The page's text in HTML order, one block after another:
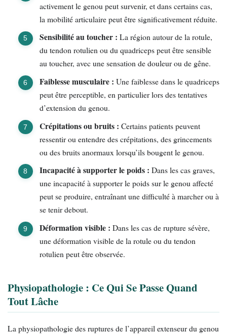
activement le genou peut survenir, et dans certains cas,
la mobilité articulaire peut être significativement réduite.
Sensibilité au toucher : La région autour de la rotule,
du tendon rotulien ou du quadriceps peut être sensible
au toucher, avec une sensation de douleur ou de gêne.
Faiblesse musculaire : Une faiblesse dans le quadriceps
peut être perceptible, en particulier lors des tentatives
d’extension du genou.
Crépitations ou bruits : Certains patients peuvent
ressentir ou entendre des crépitations, des grincements
ou des bruits anormaux lorsqu’ils bougent le genou.
Incapacité à supporter le poids : Dans les cas graves,
une incapacité à supporter le poids sur le genou affecté
peut se produire, entraînant une difficulté à marcher ou à
se tenir debout.
Déformation visible : Dans les cas de rupture sévère,
une déformation visible de la rotule ou du tendon
rotulien peut être observée.
Physiopathologie : Ce Qui Se Passe Quand
Tout Lâche
La physiopathologie des ruptures de l’appareil extenseur du genou